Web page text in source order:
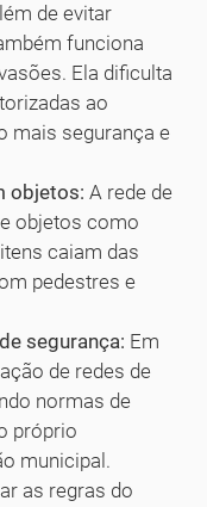
de evitar
funciona
Ela dificulta
ao
mais segurança e
objetos: A rede de
objetos como
caiam das
pedestres e
segurança: Em
de redes de
normas de
próprio
municipal.
as regras do